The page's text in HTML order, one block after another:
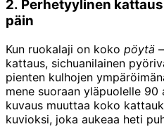
2. Perhetyylinen
päin
Kun ruokalaji on koko pöytä
kattaus, sichuanilainen
pienten kulhojen
mene suoraan yläpuolelle 90
kuvaus muuttaa koko
kuvioksi, joka aukeaa heti